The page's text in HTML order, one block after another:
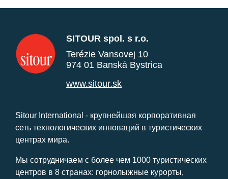
SITOUR spol. s r.o.
Terézie Vansovej 10
974 01 Banská Bystrica
www.sitour.sk
Sitour International - крупнейшая корпоративная
сеть технологических инноваций в туристических
центрах мира.
Мы сотрудничаем с более чем 1000 туристических
центров в 8 странах: горнолыжные курорты,